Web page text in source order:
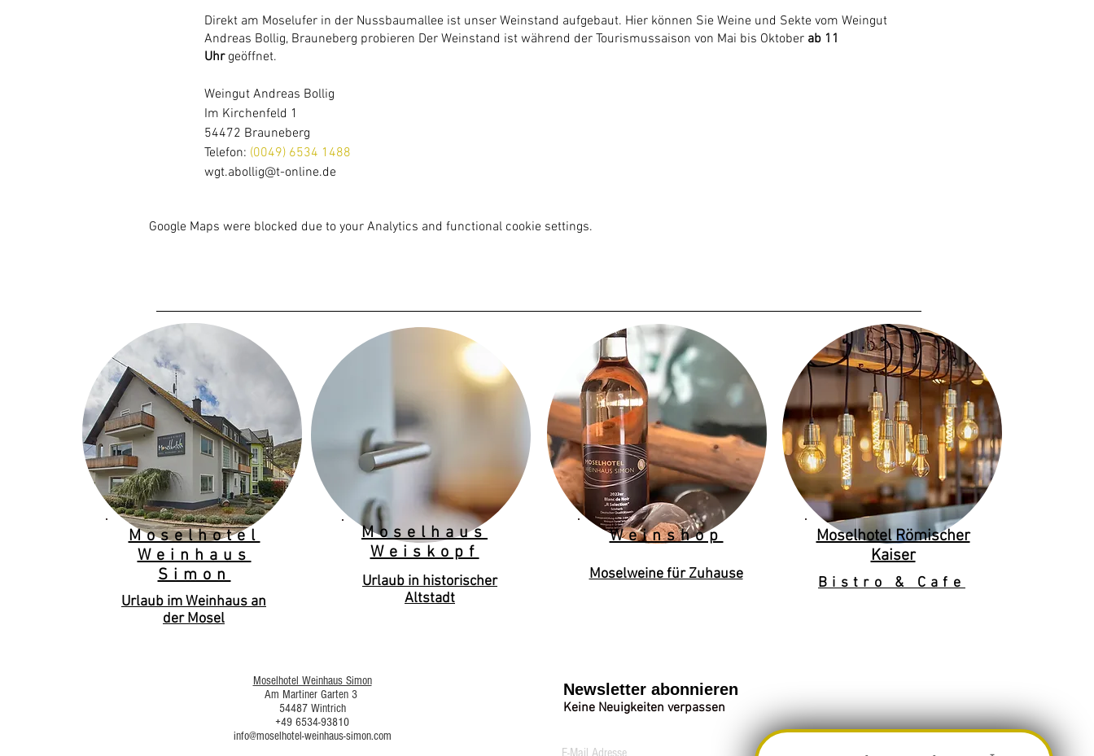
Direkt am Moselufer in der Nussbaumallee ist unser Weinstand aufgebaut. Hier können Sie Weine und Sekte vom Weingut
Andreas Bollig, Brauneberg probieren Der Weinstand ist während der Tourismussaison von Mai bis Oktoberab 11
Uhrgeöffnet.
Weingut Andreas Bollig
Im Kirchenfeld 1
54472 Brauneberg
Telefon: (0049) 6534 1488
wgt.abollig@t-online.de
Google Maps were blocked due to your Analytics and functional cookie settings.
Moselhotel
Weinhaus
Simon
Urlaub im Weinhaus an
der Mosel
Moselhaus
Weiskopf
Urlaub in historischer
Altstadt
Weinshop
Moselweine für Zuhause
Moselhotel Römischer
Kaiser
Bistro & Cafe
Moselhotel Weinhaus Simon
Am Martiner Garten 3
54487 Wintrich
+49 6534-93810
info@moselhotel-weinhaus-simon.com
Newsletter abonnieren
Keine Neuigkeiten verpassen